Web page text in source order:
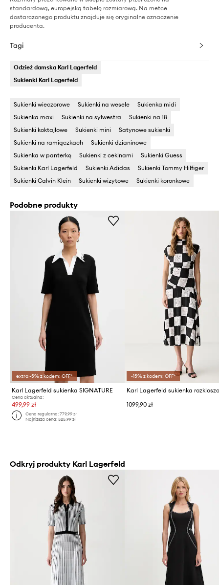
standardową, europejską tabelę rozmiarową. Na metce
dostarczonego produktu znajduje się oryginalne oznaczenie
producenta.
Tagi
Odzież damska Karl Lagerfeld
Sukienki Karl Lagerfeld
Sukienki wieczorowe Sukienki na wesele
Sukienka midi
Sukienka maxi
Sukienki na sylwestra
Sukienki na 18
Sukienki koktajlowe
Sukienki mini
Satynowe sukienki
Sukienki na ramiączkach
Sukienki dzianinowe
Sukienka w panterkę
Sukienki z cekinami
Sukienki Guess
Sukienki Karl Lagerfeld
Sukienki Adidas
Sukienki Tommy Hilfiger
Sukienki Calvin Klein
Sukienki wizytowe Sukienki koronkowe
Podobne produkty
extra -5% z kodem: OFF*
Karl Lagerfeld sukienka SIGNATURE
Cena aktualna:
499,99 zł
Cena regularna:779,99 zł
Najniższa cena:525,99 zł
-15% z kodem: OFF*
1099,90 zł
Odkryj produkty Karl Lagerfeld